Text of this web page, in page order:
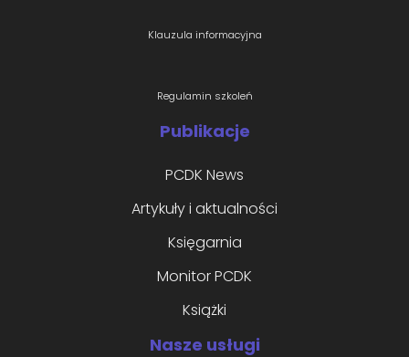
Klauzula informacyjna
Regulamin szkoleń
Publikacje
PCDK News
Artykuły i aktualności
Księgarnia
Monitor PCDK
Książki
Nasze usługi